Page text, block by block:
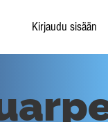
Kirjaudu sisään